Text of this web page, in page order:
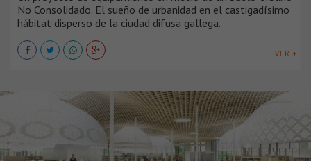
No Consolidado. El sueño de urbanidad en el castigadísimo
hábitat disperso de la ciudad difusa gallega.
VER +